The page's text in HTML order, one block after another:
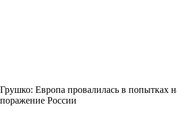
Грушко: Европа провалилась в попытках
поражение России